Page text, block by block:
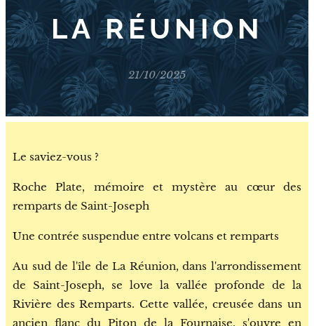
LA RÉUNION
21/10/2025
Le saviez-vous ?
Roche Plate, mémoire et mystère au cœur des
remparts de Saint-Joseph
Une contrée suspendue entre volcans et remparts
Au sud de l'île de La Réunion, dans l'arrondissement
de Saint-Joseph, se love la vallée profonde de la
Rivière des Remparts. Cette vallée, creusée dans un
ancien flanc du Piton de la Fournaise, s'ouvre en